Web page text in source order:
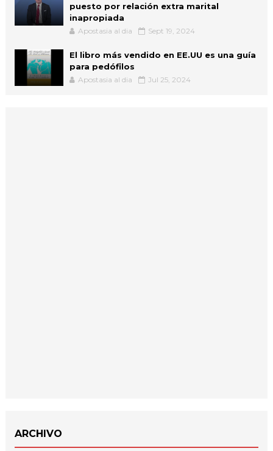
puesto por relación extra marital
inapropiada
Apostasia al dia Sept 19, 2024
El libro más vendido en EE.UU es una guía
para pedófilos
Apostasia al dia Jul 25, 2024
ARCHIVO